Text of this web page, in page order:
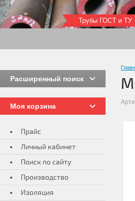
Трубы ГОСТ и ТУ
Расширенный поиск
Моя корзина
Прайс
Личный кабинет
Поиск по сайту
Производство
Изоляция